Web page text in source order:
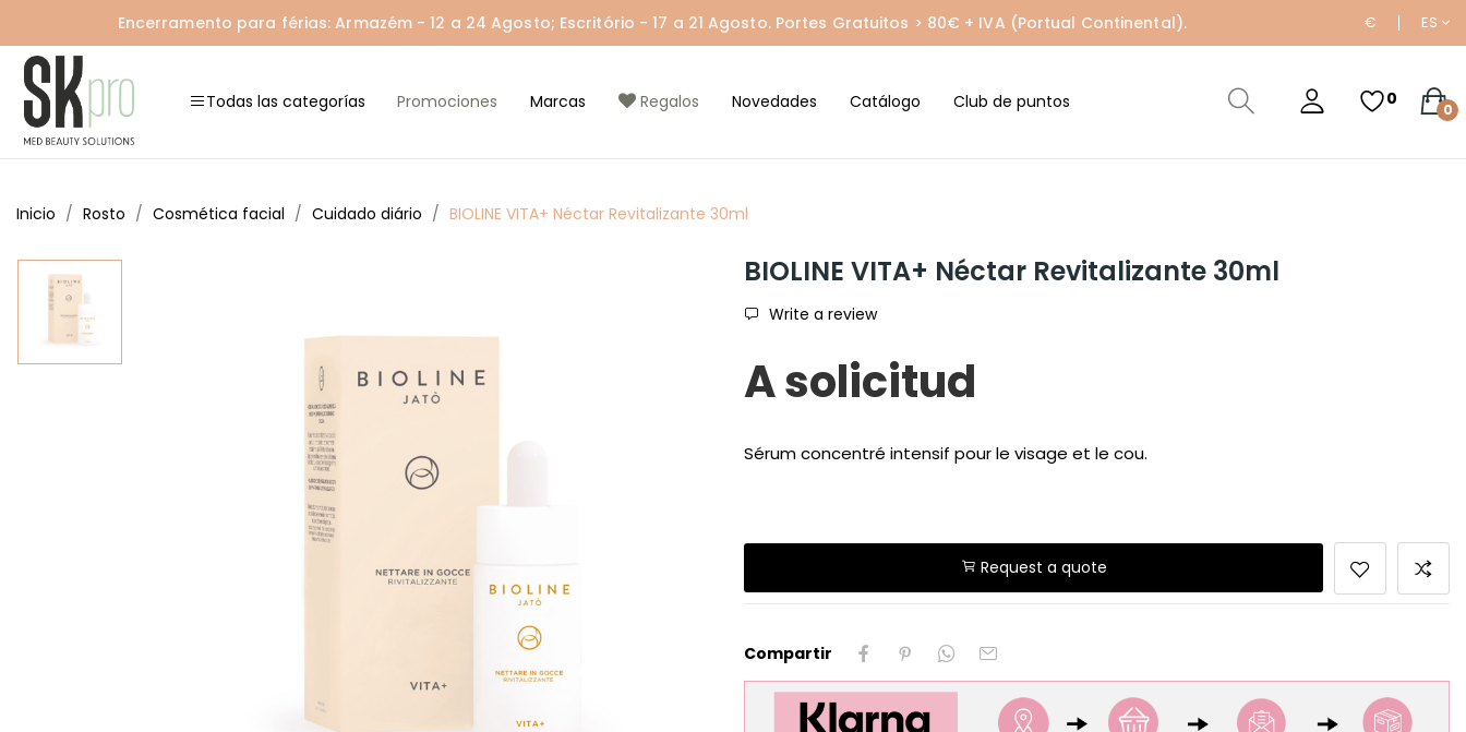
Encerramento para férias: Armazém - 12 a 24 Agosto; Escritório - 17 a 21 Agosto. Portes Gratuitos > 80€ + IVA (Portual Continental). € ES
Todas las categorías Promociones Marcas Regalos Novedades Catálogo Club de puntos 0
0
Inicio Rosto Cosmética facial Cuidado diário BIOLINE VITA+ Néctar Revitalizante 30ml
BIOLINE VITA+ Néctar Revitalizante 30ml
Write a review
A solicitud
Sérum concentré intensif pour le visage et le cou.
Request a quote
Compartir